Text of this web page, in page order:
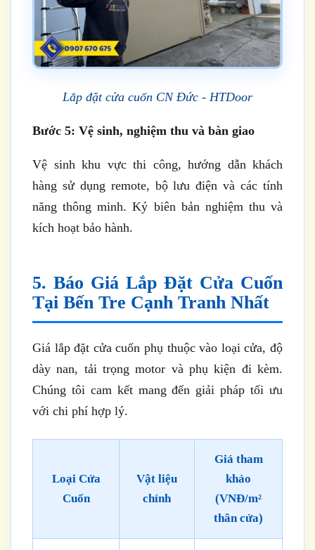
Lắp đặt cửa cuốn CN Đức - HTDoor
Bước 5: Vệ sinh, nghiệm thu và bàn giao
Vệ sinh khu vực thi công, hướng dẫn khách
hàng sử dụng remote, bộ lưu điện và các tính
năng thông minh. Ký biên bản nghiệm thu và
kích hoạt bảo hành.
5. Báo Giá Lắp Đặt Cửa Cuốn
Tại Bến Tre Cạnh Tranh Nhất
Giá lắp đặt cửa cuốn phụ thuộc vào loại cửa, độ
dày nan, tải trọng motor và phụ kiện đi kèm.
Chúng tôi cam kết mang đến giải pháp tối ưu
với chi phí hợp lý.
Loại Cửa
Cuốn
Vật liệu
chính
Giá tham
khảo
(VNĐ/m²
thân cửa)